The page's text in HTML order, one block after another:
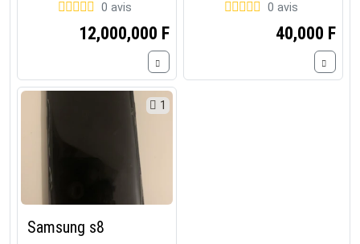
0 avis
12,000,000 F
0 avis
40,000 F
1
Samsung s8